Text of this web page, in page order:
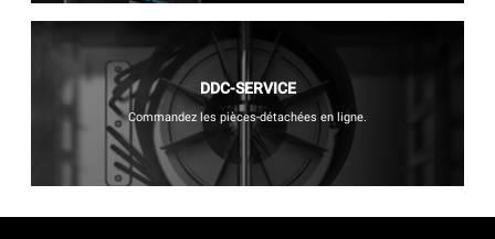
DDC-SERVICE
Commandez les pièces-détachées en ligne.